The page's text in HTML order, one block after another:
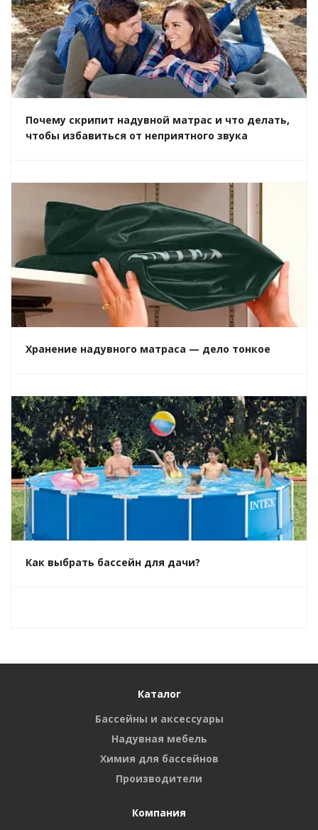
Почему скрипит надувной матрас и что делать,
чтобы избавиться от неприятного звука
Хранение надувного матраса — дело тонкое
Как выбрать бассейн для дачи?
Каталог
Бассейны и аксессуары
Надувная мебель
Химия для бассейнов
Производители
Компания